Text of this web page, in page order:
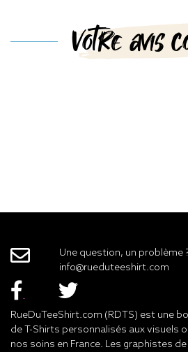
Votre avis
Une question, un problème
info@rueduteeshirt.com
RueDuTeeShirt.com (RDTS) est une
de T-Shirts personnalisés aux visuels
nos soins en France. Les graphistes